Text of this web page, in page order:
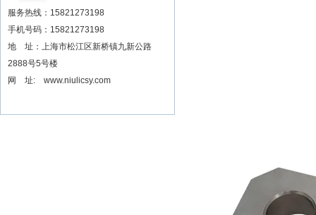
服务热线：15821273198
手机号码：15821273198
地 址：上海市松江区新桥镇九新公路
2888号5号楼
网 址: www.niulicsy.com